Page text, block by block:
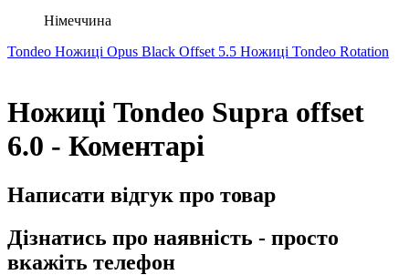
Німеччина
Tondeo Ножиці Opus Black Offset 5.5 Ножиці Tondeo Rotation
Ножиці Tondeo Supra offset
6.0 - Коментарі
Написати відгук про товар
Дізнатись про наявність - просто
вкажіть телефон